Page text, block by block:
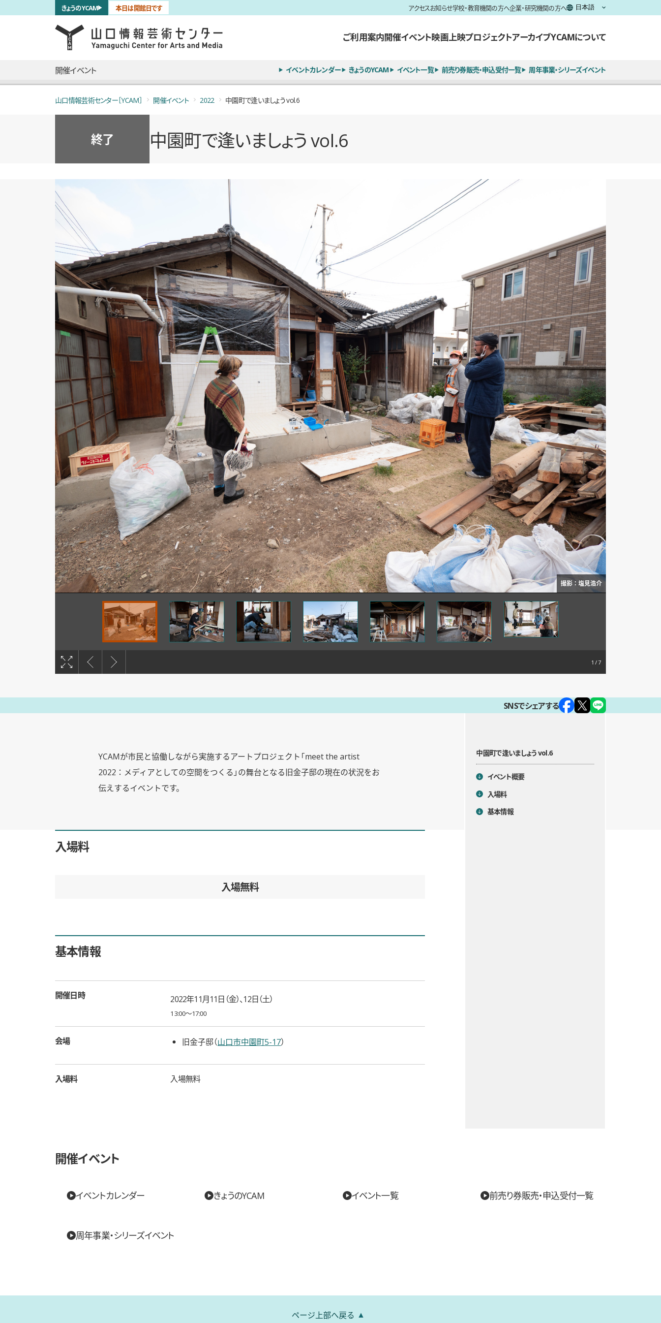
skip to main content 本日は開館日です
きょうのYCAM アクセスお知らせ学校・教育機関の方へ企業・研究機関の方へ
言語を切り替える
メインナビゲーション
ご利用案内開催イベント映画上映プロジェクトアーカイブYCAMについて
開催イベント イベントカレンダー きょうのYCAM イベント一覧 前売り券販売・申込受付一覧 周年事業・シリーズイベント
山口情報芸術センター［YCAM］ 開催イベント 2022 中園町で逢いましょう vol.6
終了 中園町で逢いましょう vol.6
全7枚のうち、1枚目のスライド
撮影：塩見浩介
1
SNSでシェアする
目次
中園町で逢いましょう vol.6
イベント概要
入場料
基本情報
YCAMが市民と協働しながら実施するアートプロジェクト「meet the artist
2022：メディアとしての空間をつくる」の舞台となる旧金子邸の現在の状況をお
伝えするイベントです。
入場料
入場無料
基本情報
開催日時 2022年11月11日（金）、12日（土）
13:00〜17:00
会場 旧金子邸（山口市中園町5-17）
入場料 入場無料
開催イベント
イベントカレンダー きょうのYCAM イベント一覧 前売り券販売・申込受付一覧
周年事業・シリーズイベント
ページ上部へ戻る